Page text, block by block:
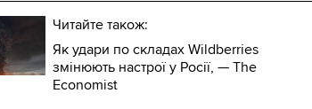
Читайте також:
Як удари по складах Wildberries
змінюють настрої у Росії, — The
Economist